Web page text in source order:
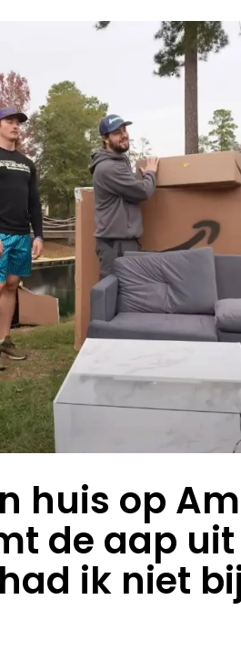
huis op
de aap
ik niet